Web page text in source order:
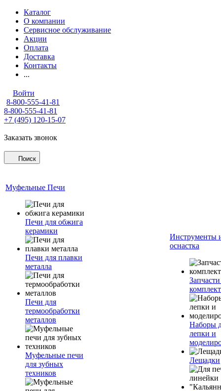
Каталог
О компании
Сервисное обслуживание
Акции
Оплата
Доставка
Контакты
...
Войти
8-800-555-41-81
8-800-555-41-81
+7 (495) 120-15-07
Заказать звонок
Поиск
Муфельные Печи
Печи для обжига
керамики
Печи для плавки
металла
Печи для
термообработки
металлов
Муфельные печи
для зубных
техников
Инструменты
оснастка
Наборы
лепки и
Лещадки